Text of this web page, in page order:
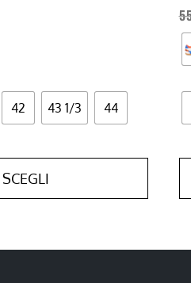
42 43 1/3 44
SCEGLI